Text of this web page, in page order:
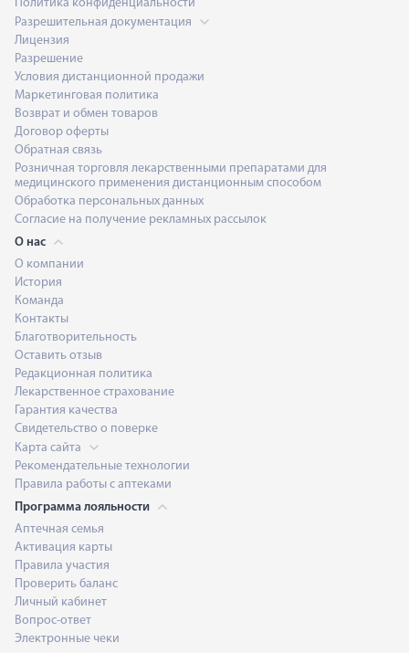
Политика конфиденциальности
Разрешительная документация
Лицензия
Разрешение
Условия дистанционной продажи
Маркетинговая политика
Возврат и обмен товаров
Договор оферты
Обратная связь
Розничная торговля лекарственными препаратами для
медицинского применения дистанционным способом
Обработка персональных данных
Согласие на получение рекламных рассылок
О нас
О компании
История
Команда
Контакты
Благотворительность
Оставить отзыв
Редакционная политика
Лекарственное страхование
Гарантия качества
Свидетельство о поверке
Карта сайта
Рекомендательные технологии
Правила работы с аптеками
Программа лояльности
Аптечная семья
Активация карты
Правила участия
Проверить баланс
Личный кабинет
Вопрос-ответ
Электронные чеки